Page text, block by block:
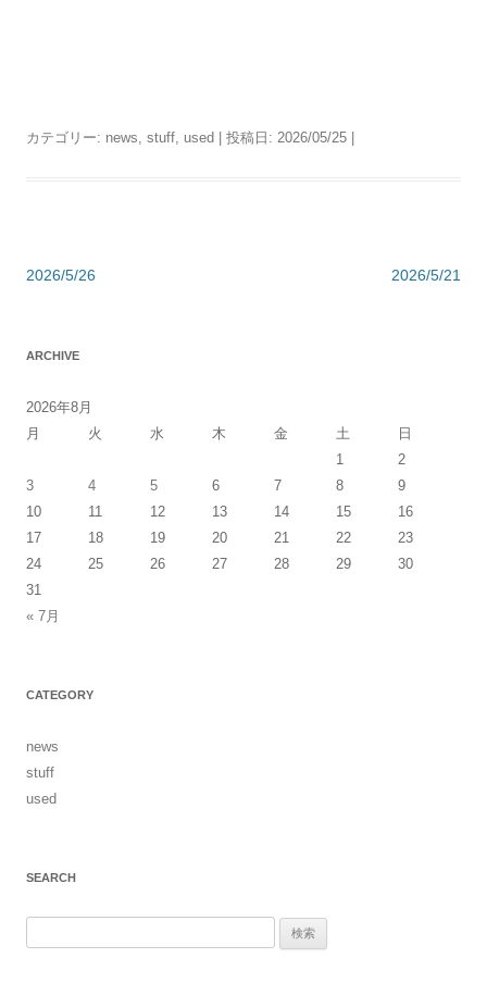
カテゴリー: news, stuff, used | 投稿日: 2026/05/25
投
ー
ョ
ン
2026/5/21
2026/5/26
ARCHIVE
2026年8月
月
火 水 木 金 土
日
1
2
3
4 5 6 7 8
9
10
11 12 13 14 15
16
17
18 19 20 21 22
23
24
25 26 27 28 29
30
31
« 7月
CATEGORY
news
stuff
used
SEARCH